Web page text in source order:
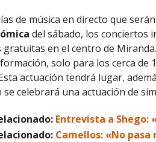
de música en directo que
del sábado, los conciertos
gratuitas en el centro de
solo para los cerca de
actuación tendrá lugar,
se celebrará una actuación de
Entrevista a Shego:
Camellos: «No pasa